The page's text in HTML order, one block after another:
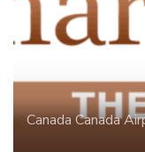
CanadaCanada